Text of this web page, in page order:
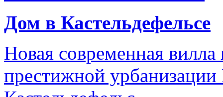
Дом в Кастельдефельсе
Новая современная
престижной урбанизации